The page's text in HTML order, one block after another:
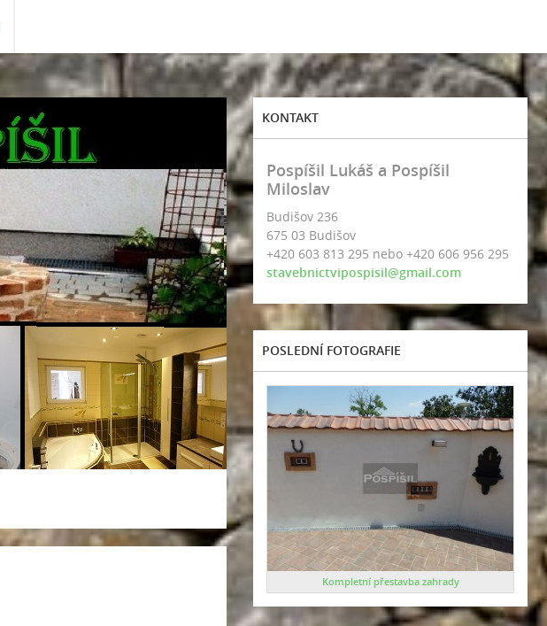
KONTAKT
Pospíšil Lukáš a Pospíšil
Miloslav
Budišov 236
675 03 Budišov
+420 603 813 295 nebo +420 606 956 295
stavebnictvipospisil@gmail.com
POSLEDNÍ FOTOGRAFIE
Kompletní přestavba zahrady